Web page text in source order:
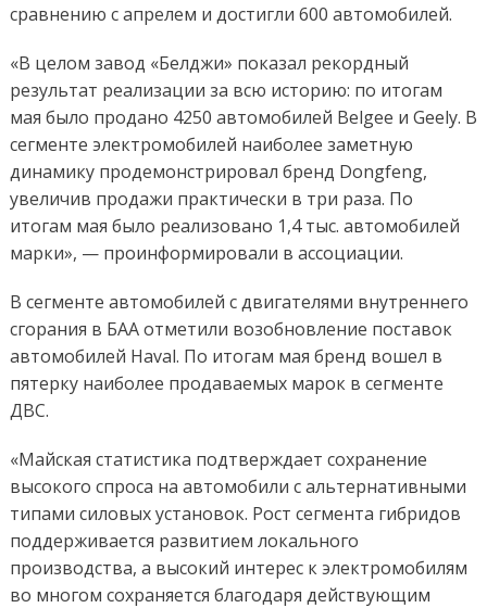
сравнению с апрелем и достигли 600 автомобилей.
«В целом завод «Белджи» показал рекордный
результат реализации за всю историю: по итогам
мая было продано 4250 автомобилей Belgee и Geely. В
сегменте электромобилей наиболее заметную
динамику продемонстрировал бренд Dongfeng,
увеличив продажи практически в три раза. По
итогам мая было реализовано 1,4 тыс. автомобилей
марки», — проинформировали в ассоциации.
В сегменте автомобилей с двигателями внутреннего
сгорания в БАА отметили возобновление поставок
автомобилей Haval. По итогам мая бренд вошел в
пятерку наиболее продаваемых марок в сегменте
ДВС.
«Майская статистика подтверждает сохранение
высокого спроса на автомобили с альтернативными
типами силовых установок. Рост сегмента гибридов
поддерживается развитием локального
производства, а высокий интерес к электромобилям
во многом сохраняется благодаря действующим